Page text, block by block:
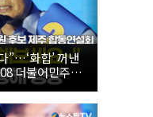
”…‘화합’ 꺼낸
더불어민주당
동연설회